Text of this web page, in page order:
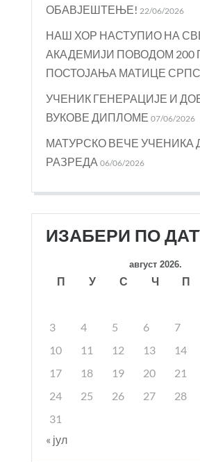
ОБАВЈЕШТЕЊЕ! 22/06/2026
НАШ ХОР НАСТУПИО НА
АКАДЕМИЈИ ПОВОДОМ 200
ПОСТОЈАЊА МАТИЦЕ
УЧЕНИК ГЕНЕРАЦИЈЕ И
ВУКОВЕ ДИПЛОМЕ 07/06/2026
МАТУРСКО ВЕЧЕ УЧЕНИКА
РАЗРЕДА 06/06/2026
ИЗАБЕРИ ПО
август 2026.
П У С Ч П
3
4 5 6 7
10
11 12 13 14
17
18 19 20 21
24
25 26 27 28
31
« јул